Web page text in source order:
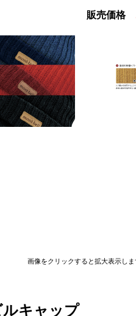
販売価格
画像をクリックすると拡大表示しま
キャップ